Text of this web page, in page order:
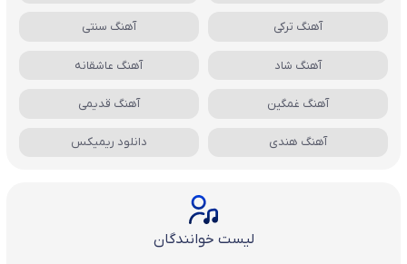
آهنگ ترکی آهنگ سنتی
آهنگ شاد آهنگ عاشقانه
آهنگ غمگین آهنگ قدیمی
آهنگ هندی دانلود ریمیکس
لیست خوانندگان